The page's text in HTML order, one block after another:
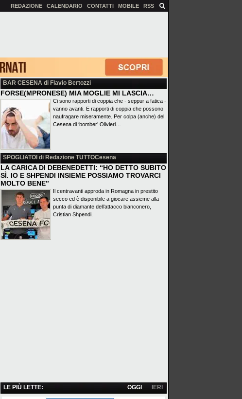
REDAZIONE CALENDARIO CONTATTI MOBILE RSS
BAR CESENA di Flavio Bertozzi
FORSE(MPRONESE) MIA MOGLIE MI LASCIA…
Ci sono rapporti di coppia che - seppur a fatica -
vanno avanti. E rapporti di coppia che possono
naufragare miseramente. Per colpa (anche) del
Cesena di ‘bomber’ Olivieri…
SPOGLIATOI di Redazione TUTTOCesena
LA CARICA DI DEBENEDETTI: “HO DETTO SUBITO
SÌ. IO E SHPENDI INSIEME POSSIAMO TROVARCI
MOLTO BENE”
Il centravanti approda in Romagna in prestito
secco ed è disponibile a giocare assieme alla
punta di diamante dell’attacco bianconero,
Cristian Shpendi.
LE PIÙ LETTE: IERI
OGGI